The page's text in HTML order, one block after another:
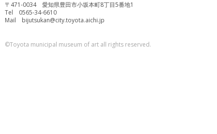
〒471-0034 愛知県豊田市小坂本町8丁目5番地1
Tel 0565-34-6610
Mail bijutsukan@city.toyota.aichi.jp
©️Toyota municipal museum of art all rights reserved.